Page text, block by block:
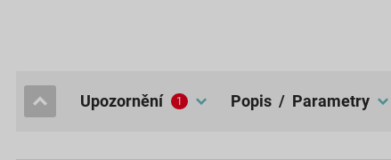
popis / Parametry
upozornění 1